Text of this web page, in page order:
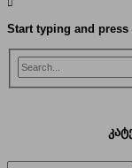
Start typing and press
Search...